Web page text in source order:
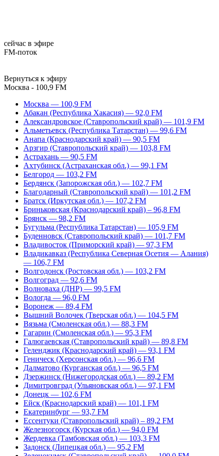
сейчас в эфире
FM-поток
Вернуться к эфиру
Москва - 100,9 FM
Москва — 100,9 FM
Абакан (Республика Хакасия) — 92,0 FM
Александровское (Ставропольский край) — 101,9 FM
Альметьевск (Республика Татарстан) — 99,6 FM
Анапа (Краснодарский край) — 90,5 FM
Арзгир (Ставропольский край) — 103,8 FM
Астрахань — 90,5 FM
Ахтубинск (Астраханская обл.) — 99,1 FM
Белгород — 103,2 FM
Бердянск (Запорожская обл.) — 102,7 FM
Благодарный (Ставропольский край) — 101,2 FM
Братск (Иркутская обл.) — 107,2 FM
Бриньковская (Краснодарский край) – 96,8 FM
Брянск — 98,2 FM
Бугульма (Республика Татарстан) — 105,9 FM
Буденновск (Ставропольский край) — 101,7 FM
Владивосток (Приморский край) — 97,3 FM
Владикавказ (Республика Северная Осетия — Алания)
— 106,7 FM
Волгодонск (Ростовская обл.) — 103,2 FM
Волгоград — 92,6 FM
Волноваха (ДНР) — 99,5 FM
Вологда — 96,0 FM
Воронеж — 89,4 FM
Вышний Волочек (Тверская обл.) — 104,5 FM
Вязьма (Смоленская обл.) — 88,3 FM
Гагарин (Смоленская обл.) — 95,3 FM
Галюгаевская (Ставропольский край) — 89,8 FM
Геленджик (Краснодарский край) — 93,1 FM
Геническ (Херсонская обл.) — 96,6 FM
Далматово (Курганская обл.) — 96,5 FM
Дзержинск (Нижегородская обл.) — 89,2 FM
Димитровград (Ульяновская обл.) — 97,1 FM
Донецк — 102,6 FM
Ейск (Краснодарский край) — 101,1 FM
Екатеринбург — 93,7 FM
Ессентуки (Ставропольский край) – 89,2 FM
Железногорск (Курская обл.) — 94,0 FM
Жердевка (Тамбовская обл.) — 103,3 FM
Задонск (Липецкая обл.) — 95,2 FM